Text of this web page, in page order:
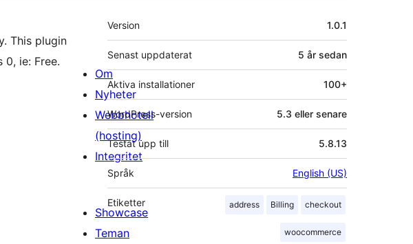
This plugin
ie: Free.
Meta
Version 1.0.1
Senast uppdaterat 5 år sedan
Aktiva installationer 100+
WordPress-version 5.3 eller senare
Testat upp till 5.8.13
Språk English (US)
Etiketter address Billing checkout
woocommerce
Om
Nyheter
Webbhotell
(hosting)
Integritet
Showcase
Teman